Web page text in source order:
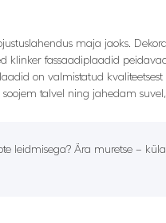
maja jaoks.
klinker fassaadiplaadid
on valmistatud
talvel ning jahedam
leidmisega? Ära muretse –